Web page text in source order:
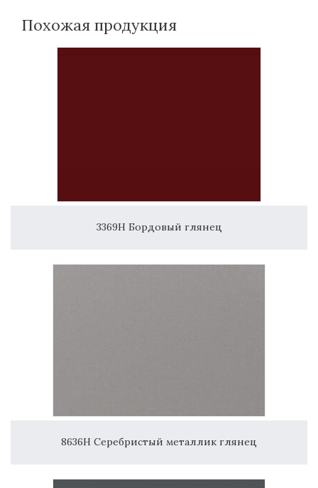
Похожая продукция
3369H Бордовый глянец
8636H Серебристый металлик глянец